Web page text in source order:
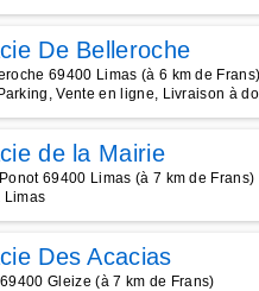
De Belleroche
69400 Limas (à 6 km de Frans)
Vente en ligne, Livraison à
de la Mairie
69400 Limas (à 7 km de Frans)
Limas
Des Acacias
Gleize (à 7 km de Frans)